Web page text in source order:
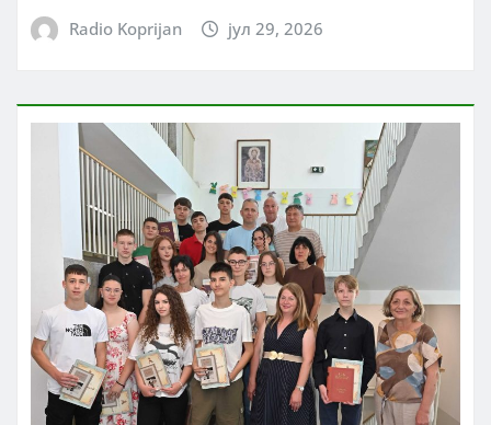
Radio Koprijan јул 29, 2026